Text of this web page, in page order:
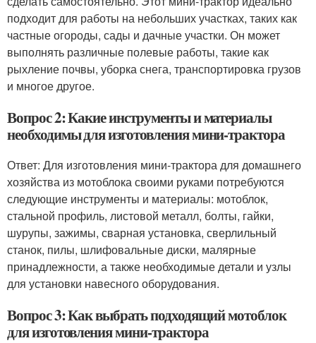
подходит для работы на небольших участках, таких как
частные огороды, сады и дачные участки. Он может
выполнять различные полевые работы, такие как
рыхление почвы, уборка снега, транспортировка грузов
и многое другое.
Вопрос 2: Какие инструменты и материалы
необходимы для изготовления мини-трактора
Ответ: Для изготовления мини-трактора для домашнего
хозяйства из мотоблока своими руками потребуются
следующие инструменты и материалы: мотоблок,
стальной профиль, листовой металл, болты, гайки,
шурупы, зажимы, сварная установка, сверлильный
станок, пилы, шлифовальные диски, малярные
принадлежности, а также необходимые детали и узлы
для установки навесного оборудования.
Вопрос 3: Как выбрать подходящий мотоблок
для изготовления мини-трактора